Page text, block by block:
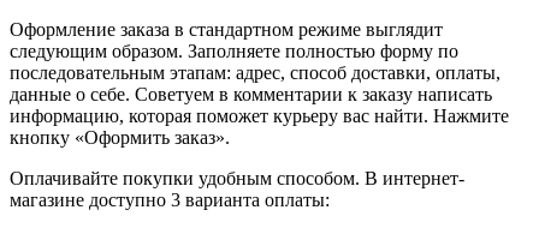
Оформление заказа в стандартном режиме выглядит
следующим образом. Заполняете полностью форму по
последовательным этапам: адрес, способ доставки, оплаты,
данные о себе. Советуем в комментарии к заказу написать
информацию, которая поможет курьеру вас найти. Нажмите
кнопку «Оформить заказ».
Оплачивайте покупки удобным способом. В интернет-
магазине доступно 3 варианта оплаты: